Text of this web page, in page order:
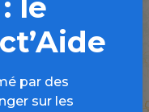
le
par des
sur les